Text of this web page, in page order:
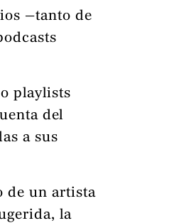
—tanto de
playlists
del
a sus
de un artista
la